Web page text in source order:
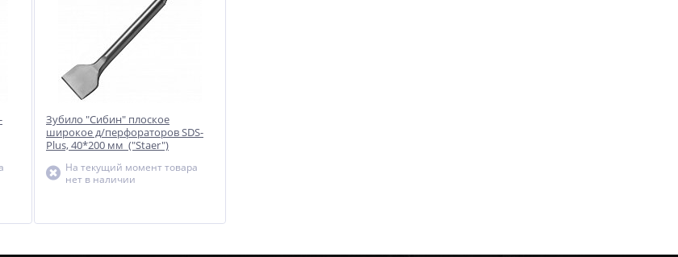
Зубило "Сибин" плоское
широкое д/перфораторов SDS-
Plus, 40*200 мм ("Staer")
На текущий момент товара
нет в наличии